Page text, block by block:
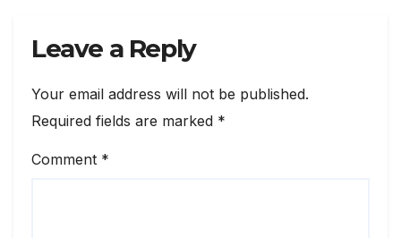
Leave a Reply
Your email address will not be published.
Required fields are marked *
Comment *